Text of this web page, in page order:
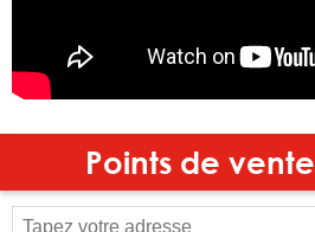
Points de vente